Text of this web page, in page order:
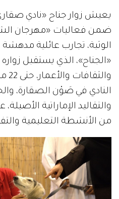
يعيش زوار جناح «نادي
ضمن فعاليات «مهرجان
الوثبة، تجارب عائلية
«الجناح»، الذي يستقبل
النادي في صَوْن الصقارة،
والتقاليد الإماراتية
من الأنشطة التعليمية